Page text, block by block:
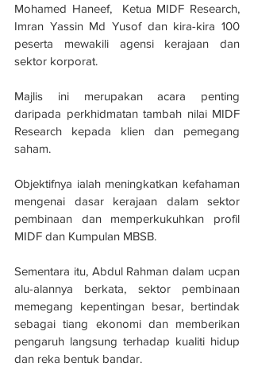
Mohamed Haneef,  Ketua MIDF Research,
Imran Yassin Md Yusof dan kira-kira 100
peserta mewakili agensi kerajaan dan
sektor korporat.
Majlis ini merupakan acara penting
daripada perkhidmatan tambah nilai MIDF
Research kepada klien dan pemegang
saham.
Objektifnya ialah meningkatkan kefahaman
mengenai dasar kerajaan dalam sektor
pembinaan dan memperkukuhkan profil
MIDF dan Kumpulan MBSB.
Sementara itu, Abdul Rahman dalam ucpan
alu-alannya berkata, sektor pembinaan
memegang kepentingan besar, bertindak
sebagai tiang ekonomi dan memberikan
pengaruh langsung terhadap kualiti hidup
dan reka bentuk bandar.